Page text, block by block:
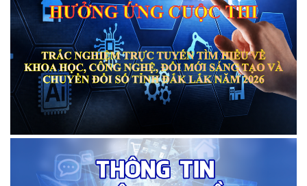
cho phép chuyển mục đích sử dụng đất ông Trần Binh, địa chỉ
thường trú tại: thôn Hợp Thành, xã Liên Sơn Lắk, tỉnh Đắk Lắk
(15/05/2026)
Công khai thực hiện dự toán thu, chi ngân sách xã Đắk Phơi 03
tháng năm 2026
(21/04/2026)
Công bố công khai quyết toán ngân sách xã Đắk Phơi năm
(06/04/2026)